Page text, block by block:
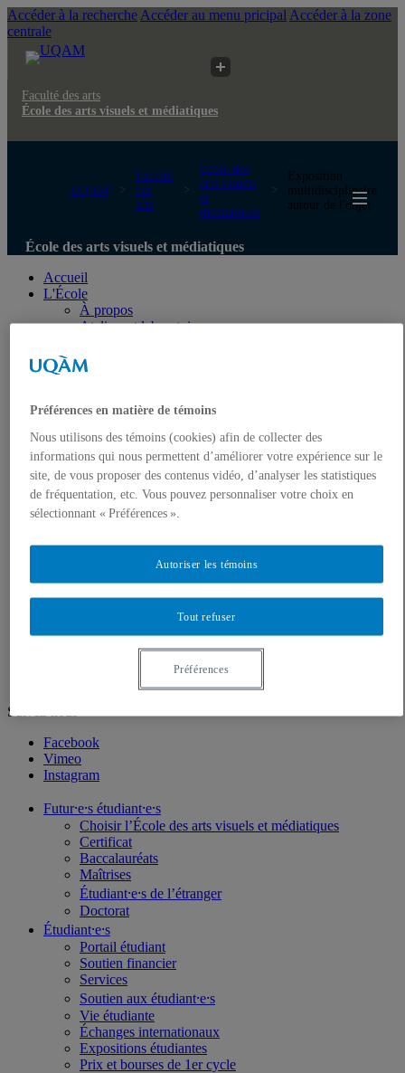
Accéder à la recherche Accéder au menu pricipal Accéder à la zone
centrale
Faculté des arts
École des arts visuels et médiatiques
UQAM
Faculté
des
arts
École des
arts visuels
et
médiatiques
Exposition
multidisciplinaire
autour de l'objet
École des arts visuels et médiatiques
Accueil
L'École
À propos
Ateliers et laboratoires
Personnel administratif
Personnel technique
Corps enseignant
Professeur⸱e⸱s associé⸱e⸱s
Professeur⸱e⸱s retraité⸱e⸱s
Professeur·e·s invité·e·s
Artistes ou pédagogues en résidence
Chargé⸱e⸱s de cours
Deuxième cycle
Troisième cycle
Recherche et création
Unités de recherche
Publications
Prix, bourses et distinctions
Suivez-nous
Facebook
Vimeo
Instagram
Futur⸱e⸱s étudiant⸱e⸱s
Choisir l’École des arts visuels et médiatiques
Certificat
Baccalauréats
Maîtrises
Étudiant⸱e⸱s de l’étranger
Doctorat
Étudiant⸱e⸱s
Portail étudiant
Soutien financier
Services
Soutien aux étudiant⸱e⸱s
Vie étudiante
Échanges internationaux
Expositions étudiantes
Prix et bourses de 1er cycle
Préférences en matière de témoins
Nous utilisons des témoins (cookies) afin de collecter des
informations qui nous permettent d’améliorer votre expérience sur le
site, de vous proposer des contenus vidéo, d’analyser les statistiques
de fréquentation, etc. Vous pouvez personnaliser votre choix en
sélectionnant « Préférences ».
Tout refuser
Autoriser les témoins
Préférences